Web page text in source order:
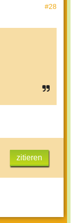
#28
zitieren